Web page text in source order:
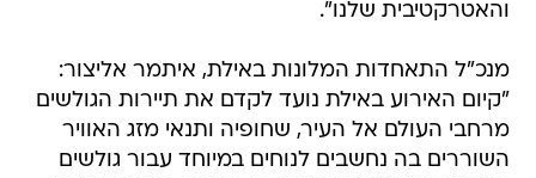
והאטרקטיבית שלנו".
מנכ"ל התאחדות המלונות באילת, איתמר אליצור:
"קיום האירוע באילת נועד לקדם את תיירות הגולשים
מרחבי העולם אל העיר, שחופיה ותנאי מזג האוויר
השוררים בה נחשבים לנוחים במיוחד עבור גולשים